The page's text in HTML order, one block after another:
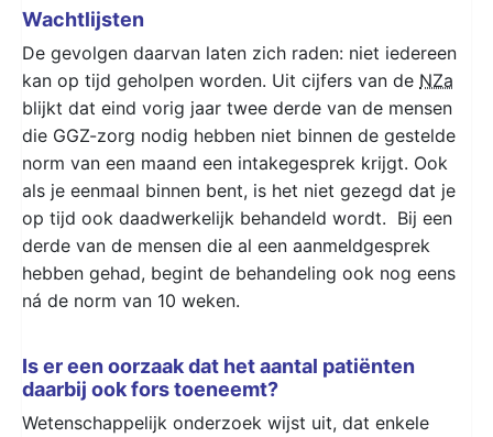
Wachtlijsten
De gevolgen daarvan laten zich raden: niet iedereen
kan op tijd geholpen worden. Uit cijfers van de NZa
blijkt dat eind vorig jaar twee derde van de mensen
die GGZ-zorg nodig hebben niet binnen de gestelde
norm van een maand een intakegesprek krijgt. Ook
als je eenmaal binnen bent, is het niet gezegd dat je
op tijd ook daadwerkelijk behandeld wordt. Bij een
derde van de mensen die al een aanmeldgesprek
hebben gehad, begint de behandeling ook nog eens
ná de norm van 10 weken.
Is er een oorzaak dat het aantal patiënten
daarbij ook fors toeneemt?
Wetenschappelijk onderzoek wijst uit, dat enkele